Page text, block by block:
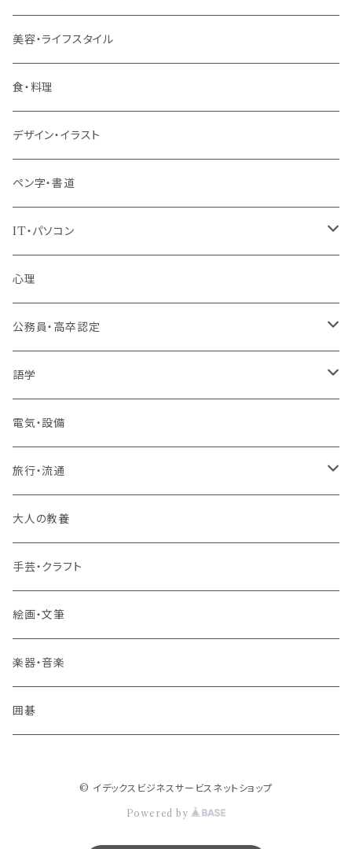
管理職
階層共通
パッケージプラン
美容・ライフスタイル
食・料理
デザイン・イラスト
ペン字・書道
IT・パソコン
MOS（ﾏｲｸﾛｿﾌﾄｵﾌｨｽｽﾍﾟｼｬﾘｽﾄ）講座
プログラミング・Web制作入門講座
1コース受講
2コースまとめて受講
その他 IT・パソコン
心理
公務員・高卒認定
高卒認定講座
大卒公務員受験対策講座
語学
TOEIC®L&Rテスト対策講座
その他 語学
電気・設備
旅行・流通
旅行業務取扱管理者講座
その他 旅行・流通
大人の教養
手芸・クラフト
絵画・文筆
楽器・音楽
囲碁
© イデックスビジネスサービスネットショップ
Powered by